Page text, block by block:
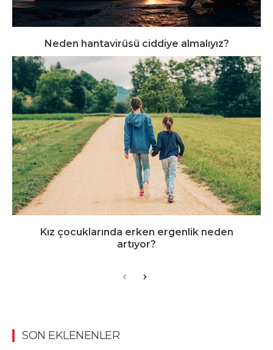
Neden hantavirüsü ciddiye almalıyız?
Kız çocuklarında erken ergenlik neden
artıyor?
SON EKLENENLER